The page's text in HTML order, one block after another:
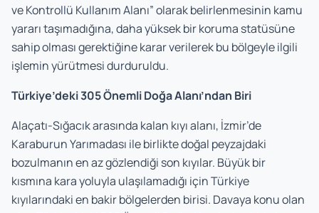
ve Kontrollü Kullanım Alanı” olarak belirlenmesinin kamu
yararı taşımadığına, daha yüksek bir koruma statüsüne
sahip olması gerektiğine karar verilerek bu bölgeyle ilgili
işlemin yürütmesi durduruldu.
Türkiye’deki 305 Önemli Doğa Alanı’ndan Biri
Alaçatı-Sığacık arasında kalan kıyı alanı, İzmir’de
Karaburun Yarımadası ile birlikte doğal peyzajdaki
bozulmanın en az gözlendiği son kıyılar. Büyük bir
kısmına kara yoluyla ulaşılamadığı için Türkiye
kıyılarındaki en bakir bölgelerden birisi. Davaya konu olan